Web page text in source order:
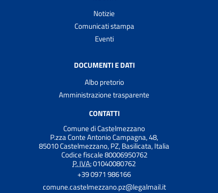
Notizie
Comunicati stampa
Eventi
DOCUMENTI E DATI
Albo pretorio
Amministrazione trasparente
CONTATTI
Comune di Castelmezzano
P.zza Conte Antonio Campagna, 48,
85010 Castelmezzano, PZ, Basilicata, Italia
Codice fiscale 80006950762
P. IVA:01040080762
+39 0971 986166
comune.castelmezzano.pz@legalmail.it